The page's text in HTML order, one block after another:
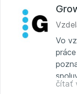
Vo
čítať